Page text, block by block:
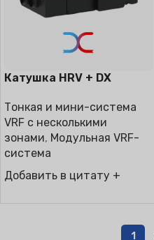
Катушка HRV + DX
Тонкая и мини-система
VRF с несколькими
зонами, Модульная VRF-
система
Добавить в цитату +
1